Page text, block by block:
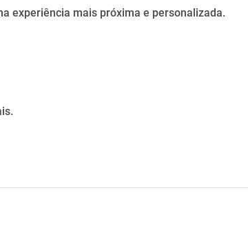
experiência mais próxima e personalizada.